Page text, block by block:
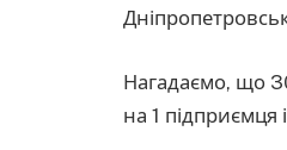
Нагадаємо, що
на 1